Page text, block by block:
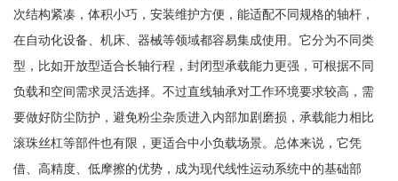
次结构紧凑，体积小巧，安装维护方便，能适配不同规格的轴杆，
在自动化设备、机床、器械等领域都容易集成使用。它分为不同类
型，比如开放型适合长轴行程，封闭型承载能力更强，可根据不同
负载和空间需求灵活选择。不过直线轴承对工作环境要求较高，需
要做好防尘防护，避免粉尘杂质进入内部加剧磨损，承载能力相比
滚珠丝杠等部件也有限，更适合中小负载场景。总体来说，它凭
借、高精度、低摩擦的优势，成为现代线性运动系统中的基础部